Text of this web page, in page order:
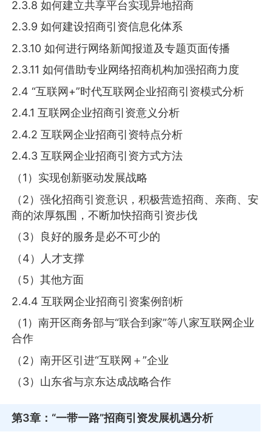
2.3.8 如何建立共享平台实现异地招商
2.3.9 如何建设招商引资信息化体系
2.3.10 如何进行网络新闻报道及专题页面传播
2.3.11 如何借助专业网络招商机构加强招商力度
2.4 “互联网+”时代互联网企业招商引资模式分析
2.4.1 互联网企业招商引资意义分析
2.4.2 互联网企业招商引资特点分析
2.4.3 互联网企业招商引资方式方法
（1）实现创新驱动发展战略
（2）强化招商引资意识，积极营造招商、亲商、安
商的浓厚氛围，不断加快招商引资步伐
（3）良好的服务是必不可少的
（4）人才支撑
（5）其他方面
2.4.4 互联网企业招商引资案例剖析
（1）南开区商务部与“联合到家”等八家互联网企业
合作
（2）南开区引进“互联网＋”企业
（3）山东省与京东达成战略合作
第3章 ：“一带一路”招商引资发展机遇分析